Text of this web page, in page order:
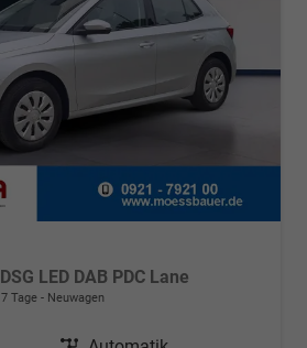
LED DAB PDC Lane
7 Tage Neuwagen